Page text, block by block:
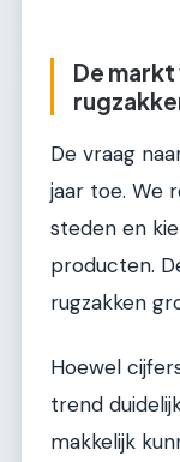
De
De vraag
jaar toe. We
steden en
producten.
rugzakken
Hoewel
trend
makkelijk